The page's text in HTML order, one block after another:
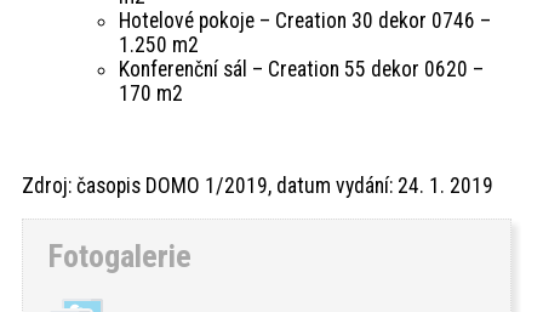
Hotelové pokoje – Creation 30 dekor 0746 –
1.250 m2
Konferenční sál – Creation 55 dekor 0620 –
170 m2
Zdroj: časopis DOMO 1/2019, datum vydání: 24. 1. 2019
Fotogalerie